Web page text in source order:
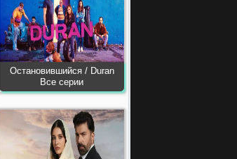
Остановившийся / Duran
Все серии